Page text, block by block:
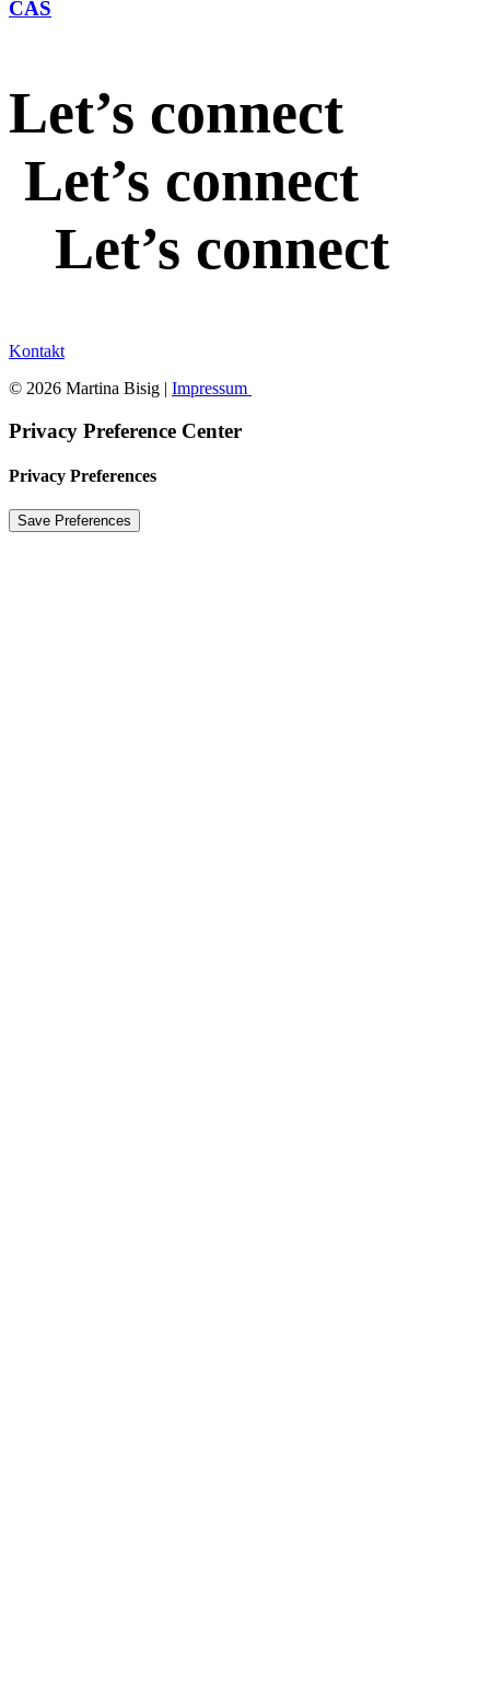
CAS
Let’s connect
Let’s connect
Let’s connect
Kontakt
© 2026 Martina Bisig | Impressum
Privacy Preference Center
Privacy Preferences